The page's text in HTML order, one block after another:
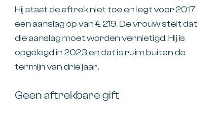
Hij staat de aftrek niet toe en legt voor 2017
een aanslag op van € 219. De vrouw stelt dat
die aanslag moet worden vernietigd. Hij is
opgelegd in 2023 en dat is ruim buiten de
termijn van drie jaar.
Geen aftrekbare gift